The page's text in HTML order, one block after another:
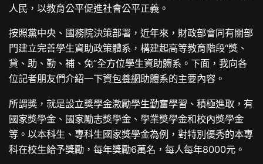
人民，以教育公平促進社會公平正義。
按照黨中央、國務院決策部署，近年來，財政部會同有關部
門建立完善學生資助政策體系，構建起高等教育階段“獎、
貸、助、勤、補、免”全方位學生資助體系。下面，我向各
位記者朋友們介紹一下資包養網助體系的主要內容。
所謂獎，就是設立獎學金激勵學生勤奮學習、積極進取，有
國家獎學金、國家勵志獎學金、學業獎學金和校內獎學金
等。以本科生、專科生國家獎學金為例，對特別優秀的本專
科在校生給予獎勵，每年獎勵6萬名，每人每年8000元。